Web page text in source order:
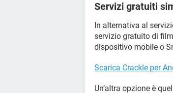
Servizi gratuiti
In alternativa al
servizio gratuito di
dispositivo mobile o
Scarica Crackle per
Un’altra opzione è